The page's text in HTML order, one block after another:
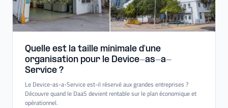
Quelle est la taille minimale d'une
organisation pour le Device-​as-​a-​
Service ?
Le Device-as-a-Service est-il réservé aux grandes entreprises ?
Découvre quand le DaaS devient rentable sur le plan économique et
opérationnel.